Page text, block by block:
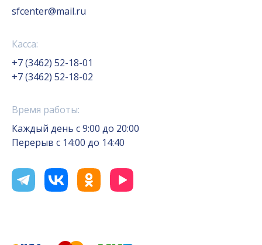
sfcenter@mail.ru
Касса:
+7 (3462) 52-18-01
+7 (3462) 52-18-02
Время работы:
Каждый день с 9:00 до 20:00
Перерыв с 14:00 до 14:40